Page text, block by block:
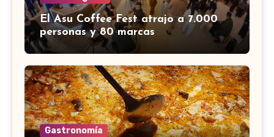
El Asu Coffee Fest atrajo a 7.000
personas y 80 marcas
Gastronomía